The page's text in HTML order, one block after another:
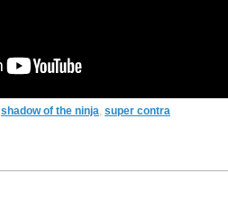
shadow of the ninja, super contra